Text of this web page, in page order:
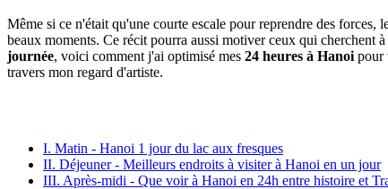
Même si ce n'était qu'une courte escale pour reprendre des forces,
beaux moments. Ce récit pourra aussi motiver ceux qui cherchent
journée, voici comment j'ai optimisé mes 24 heures à Hanoi pour
travers mon regard d'artiste.
I. Matin - Hanoi 1 jour du lac aux fresques
II. Déjeuner - Meilleurs endroits à visiter à Hanoi en un jour
III. Après-midi - Que voir à Hanoi en 24h entre histoire et